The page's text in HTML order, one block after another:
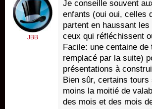
JBB
Je conseille souvent
enfants (oui oui, celles
partent en haussant
ceux qui réfléchissent
Facile: une centaine
remplacé par la suite)
présentations à
Bien sûr, certains
moins la moitié de
des mois et des mois